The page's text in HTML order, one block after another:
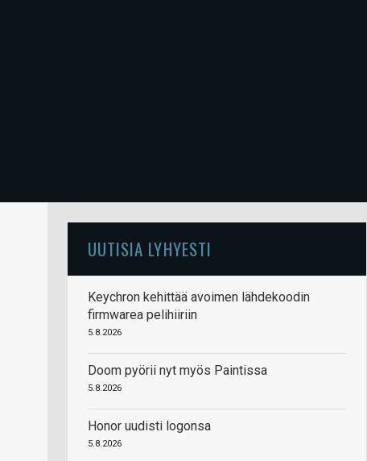
UUTISIA LYHYESTI
Keychron kehittää avoimen lähdekoodin
firmwarea pelihiiriin
5.8.2026
Doom pyörii nyt myös Paintissa
5.8.2026
Honor uudisti logonsa
5.8.2026